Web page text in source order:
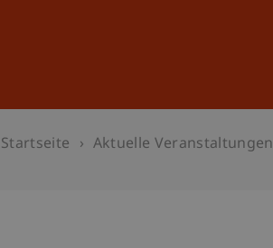
Startseite Aktuelle Veranstaltungen